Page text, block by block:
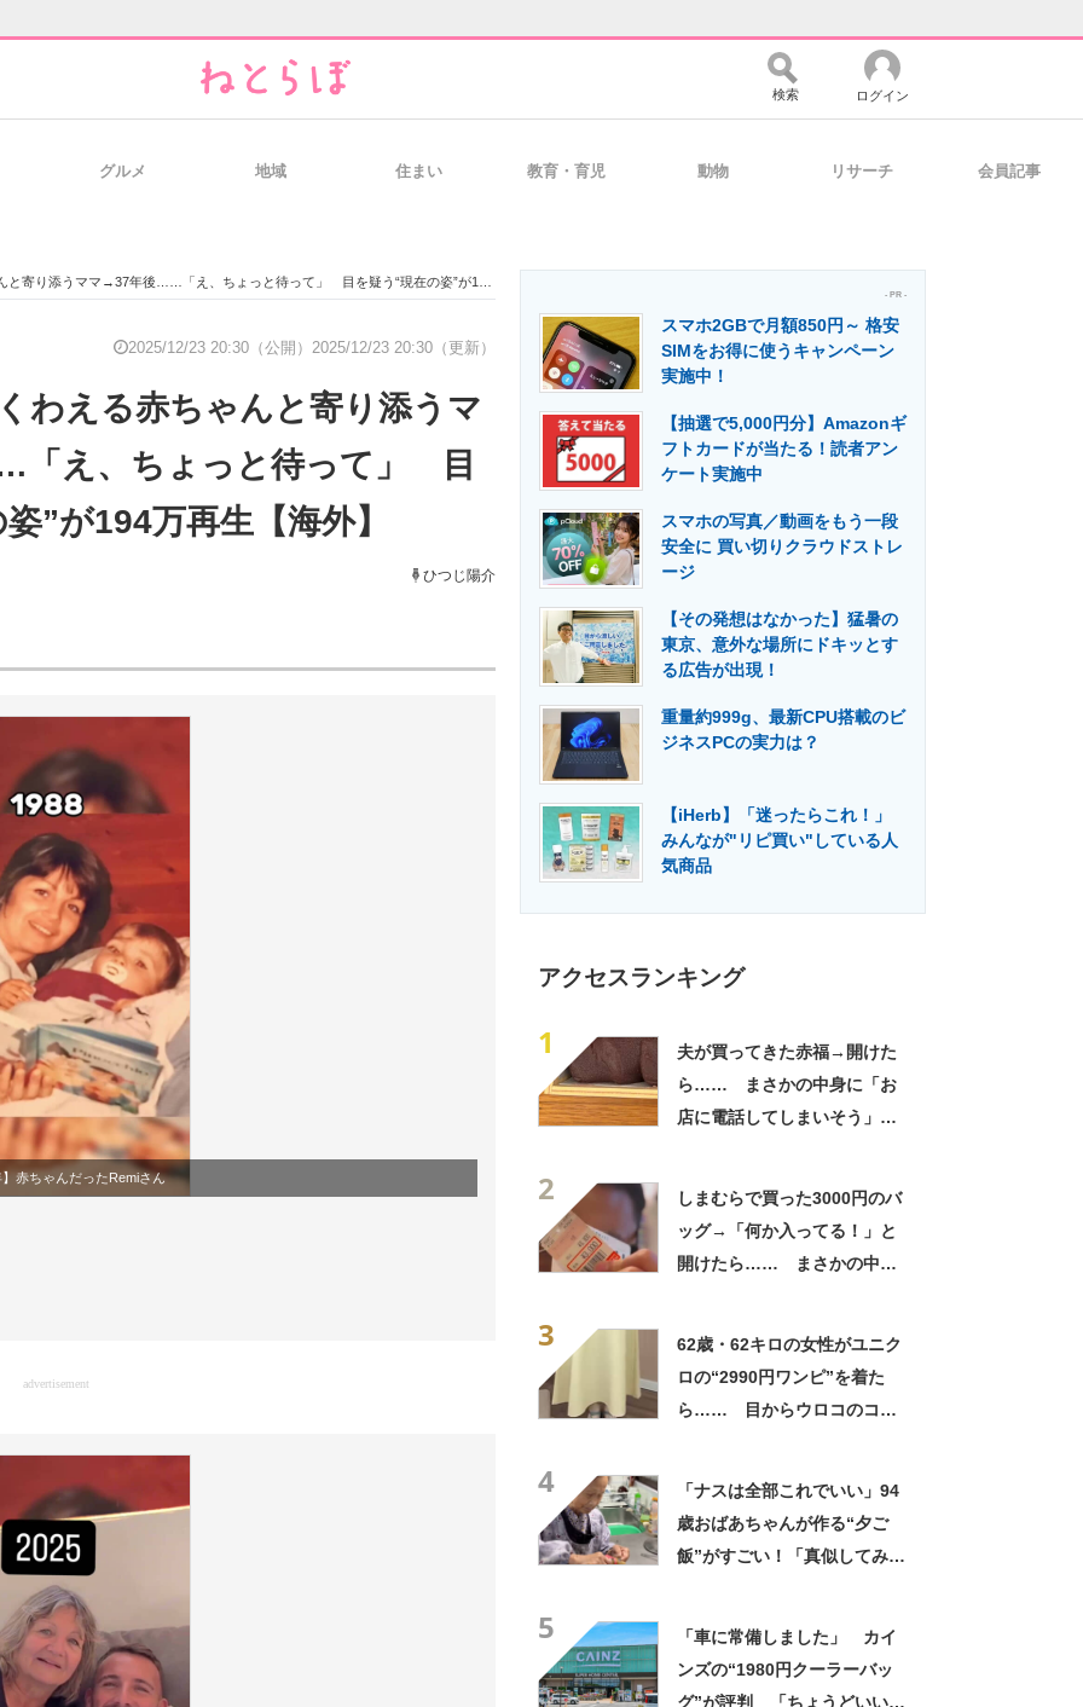
経営リーダーのコミュニティ マーケ×ITの今がよく分かる
製造業のIT導入・活用を支援
エネルギーの専門メディア 建設×テクノロジーの最前線
検索 ログイン
グルメ 地域 住まい 教育・育児 動物 リサーチ 会員記事
り添うママ→37年後……「え、ちょっと待って」 目を疑う“現在の姿”が194万再生【海外】
2025/12/23 20:30（公開） 2025/12/23 20:30（更新）
わえる赤ちゃんと寄り添うマ
え、ちょっと待って」 目
”が194万再生【海外】
ひつじ陽介
赤ちゃんだったRemiさん
advertisement
- PR -
スマホ2GBで月額850円～ 格安
SIMをお得に使うキャンペーン
実施中！
【抽選で5,000円分】Amazonギ
フトカードが当たる！読者アン
ケート実施中
スマホの写真／動画をもう一段
安全に 買い切りクラウドストレ
ージ
【その発想はなかった】猛暑の
東京、意外な場所にドキッとす
る広告が出現！
重量約999g、最新CPU搭載のビ
ジネスPCの実力は？
【iHerb】「迷ったらこれ！」
みんなが"リピ買い"している人
気商品
アクセスランキング
1
夫が買ってきた赤福→開けた
ら…… まさかの中身に「お
店に電話してしまいそう」
2
しまむらで買った3000円のバ
ッグ→「何か入ってる！」と
開けたら…… まさかの中身
3
62歳・62キロの女性がユニク
ロの“2990円ワンピ”を着た
ら…… 目からウロコのコー
4
「ナスは全部これでいい」94
歳おばあちゃんが作る“夕ご
飯”がすごい！「真似してみま
5
「車に常備しました」 カイ
ンズの“1980円クーラーバッ
グ”が評判 「ちょうどいい大